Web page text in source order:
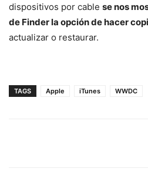
dispositivos por cable se nos
de Finder la opción de hacer
actualizar o restaurar.
TAGS Apple iTunes WWDC